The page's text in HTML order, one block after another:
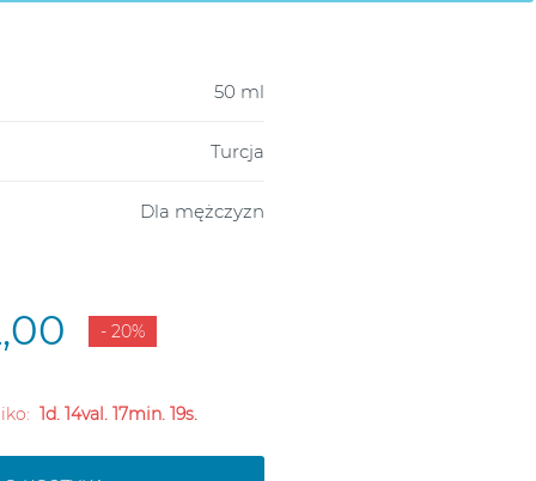
50 ml
Turcja
Dla mężczyzn
- 20%
1d. 14val. 17min. 18s.